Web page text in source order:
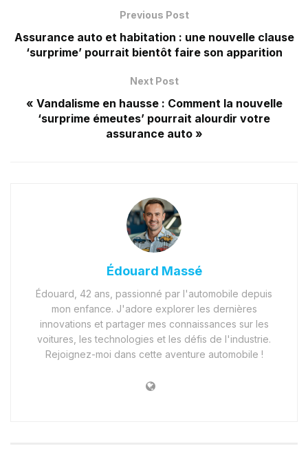
Previous Post
Assurance auto et habitation : une nouvelle clause
‘surprime’ pourrait bientôt faire son apparition
Next Post
« Vandalisme en hausse : Comment la nouvelle
‘surprime émeutes’ pourrait alourdir votre
assurance auto »
Édouard Massé
Édouard, 42 ans, passionné par l'automobile depuis
mon enfance. J'adore explorer les dernières
innovations et partager mes connaissances sur les
voitures, les technologies et les défis de l'industrie.
Rejoignez-moi dans cette aventure automobile !